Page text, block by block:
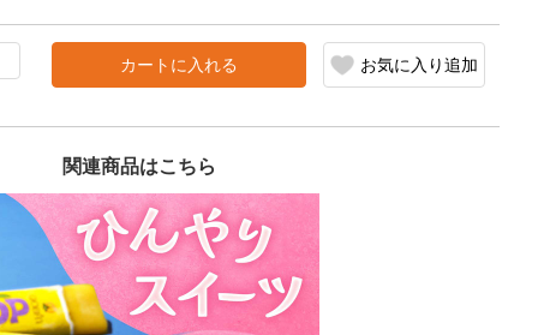
カートに入れる お気に入り追加
関連商品はこちら